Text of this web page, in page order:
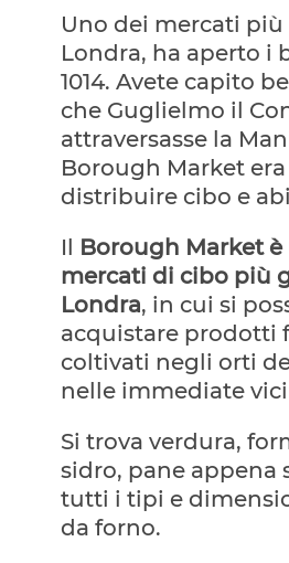
Uno dei mercati
Londra, ha aperto i
1014. Avete capito
che Guglielmo il
attraversasse la
Borough Market
distribuire cibo e
Il Borough Market
mercati di cibo più
Londra, in cui si
acquistare prodotti
coltivati negli orti
nelle immediate
Si trova verdura,
sidro, pane appena
tutti i tipi e
da forno.